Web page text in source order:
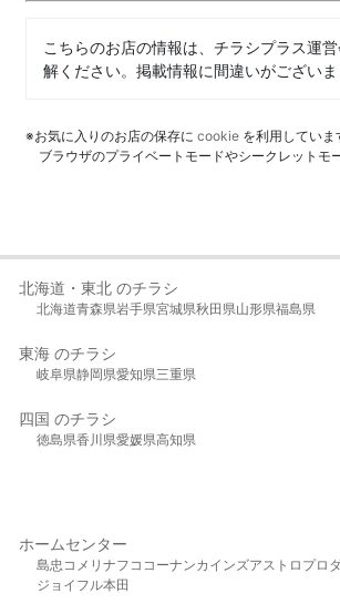
こちらのお店の情報は、チラシプラス運
解ください。掲載情報に間違いがござい
※お気に入りのお店の保存に cookie を利用していま
ブラウザのプライベートモードやシークレットモ
北海道・東北 のチラシ
北海道青森県岩手県宮城県秋田県山形県福島県
東海 のチラシ
岐阜県静岡県愛知県三重県
四国 のチラシ
徳島県香川県愛媛県高知県
ホームセンター
島忠 コメリ ナフコ コーナンカインズアストロプロ
ジョイフル本田